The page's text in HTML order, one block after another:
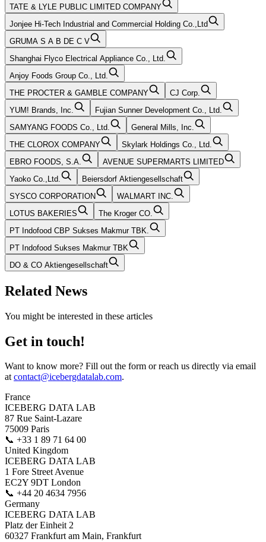
TATE & LYLE PUBLIC LIMITED COMPANY
Jonjee Hi-Tech Industrial and Commercial Holding Co.,Ltd
GRUMA S A B DE C V
Shanghai Flyco Electrical Appliance Co., Ltd.
Anjoy Foods Group Co., Ltd.
THE PROCTER & GAMBLE COMPANY
CJ Corp.
YUM! Brands, Inc.
Fujian Sunner Development Co., Ltd.
SAMYANG FOODS Co., Ltd.
General Mills, Inc.
THE CLOROX COMPANY
Skylark Holdings Co., Ltd.
EBRO FOODS, S.A.
AVENUE SUPERMARTS LIMITED
Yaoko Co.,Ltd.
Beiersdorf Aktiengesellschaft
SYSCO CORPORATION
WALMART INC.
LOTUS BAKERIES
The Kroger CO.
PT Indofood CBP Sukses Makmur TBK.
PT Indofood Sukses Makmur TBK
DO & CO Aktiengesellschaft
Related News
You might be interested in these articles
Get in touch!
Want to know more? Fill out the form or reach us directly via email
atcontact@icebergdatalab.com.
France
ICEBERG DATA LAB
87 Rue Saint-Lazare
75009 Paris
📞 +33 1 89 71 64 00
United Kingdom
ICEBERG DATA LAB
1 Fore Street Avenue
EC2Y 9DT London
📞 +44 20 4634 7956
Germany
ICEBERG DATA LAB
Platz der Einheit 2
60327 Frankfurt am Main, Frankfurt